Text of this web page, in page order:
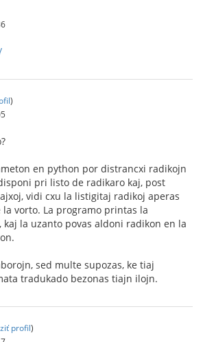
)
en python por distrancxi radikojn
pri listo de radikaro kaj, post
vidi cxu la listigitaj radikoj aperas
la vorto. La programo printas la
la uzanto povas aldoni radikon en la
sed multe supozas, ke tiaj
tradukado bezonas tiajn ilojn.
profil)